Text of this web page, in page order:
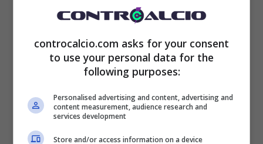
Stando infatti a quanto riportato daIl Corriere
dello Sport – Stadio,Albert Gudmundsson
giorni alTribunale di Reykjavikper
presenziare al suo processo dopo il
controcalcio.com asks for your consent
to use your personal data for the
following purposes:
Personalised advertising and content, advertising and
content measurement, audience research and
services development
Store and/or access information on a device